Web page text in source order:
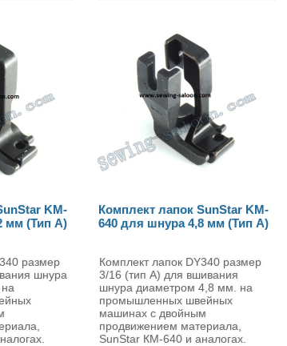
KM-
мм (Тип A)
размер
шнура
Комплект лапок SunStar KM-
640 для шнура 4,8 мм (Тип A)
Комплект лапок DY340 размер
3/16 (тип A) для вшивания
шнура диаметром 4,8 мм. на
промышленных швейных
машинах с двойным
продвижением материала,
SunStar КМ-640 и аналогах.